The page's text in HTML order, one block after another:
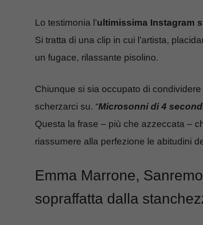
Lo testimonia l’ultimissima Instagram
Si tratta di una clip in cui l’artista,
un fugace, rilassante pisolino.
Chiunque si sia occupato di
scherzarci su. “Microsonni di 4
Questa la frase – più che azzeccata –
riassumere alla perfezione le abitudini
Emma Marrone,
sopraffatta dalla